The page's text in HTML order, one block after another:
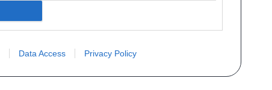
Data Access Privacy Policy